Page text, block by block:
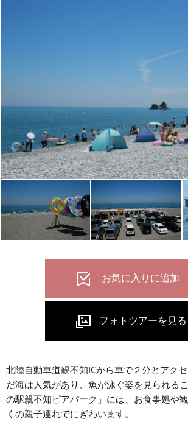
北陸自動車道親不知ICから車で２分とアク
だ海は人気があり、魚が泳ぐ姿を見られる
の駅親不知ピアパーク」には、お食事処や
くの親子連れでにぎわいます。